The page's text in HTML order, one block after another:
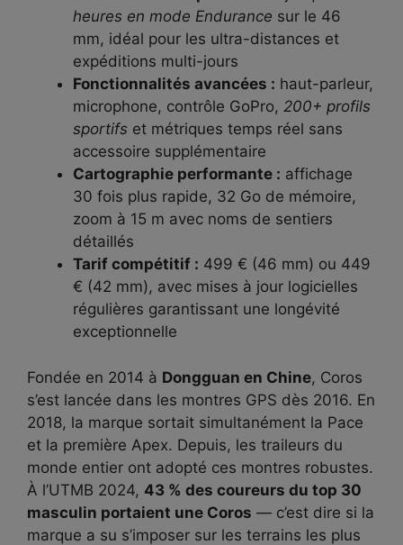
heures en mode Endurance sur le 46
mm, idéal pour les ultra-distances et
expéditions multi-jours
Fonctionnalités avancées : haut-parleur,
microphone, contrôle GoPro, 200+ profils
sportifs et métriques temps réel sans
accessoire supplémentaire
Cartographie performante : affichage
30 fois plus rapide, 32 Go de mémoire,
zoom à 15 m avec noms de sentiers
détaillés
Tarif compétitif : 499 € (46 mm) ou 449
€ (42 mm), avec mises à jour logicielles
régulières garantissant une longévité
exceptionnelle
Fondée en 2014 à Dongguan en Chine, Coros
s’est lancée dans les montres GPS dès 2016. En
2018, la marque sortait simultanément la Pace
et la première Apex. Depuis, les traileurs du
monde entier ont adopté ces montres robustes.
À l’UTMB 2024, 43 % des coureurs du top 30
masculin portaient une Coros — c’est dire si la
marque a su s’imposer sur les terrains les plus